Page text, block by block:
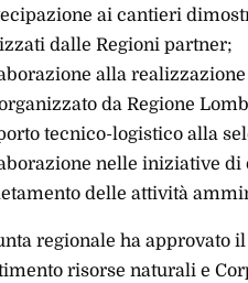
ai cantieri
dalle Regioni partner;
alla
da Regione
tecnico-logistico alla
nelle iniziative
delle attività
regionale ha approvato
risorse naturali e